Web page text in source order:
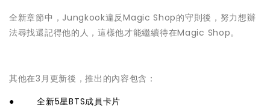
全新章節中，Jungkook違反Magic Shop的守則後，努力想辦
法尋找還記得他的人，這樣他才能繼續待在Magic Shop。
其他在3月更新後，推出的內容包含：
● 全新5星BTS成員卡片